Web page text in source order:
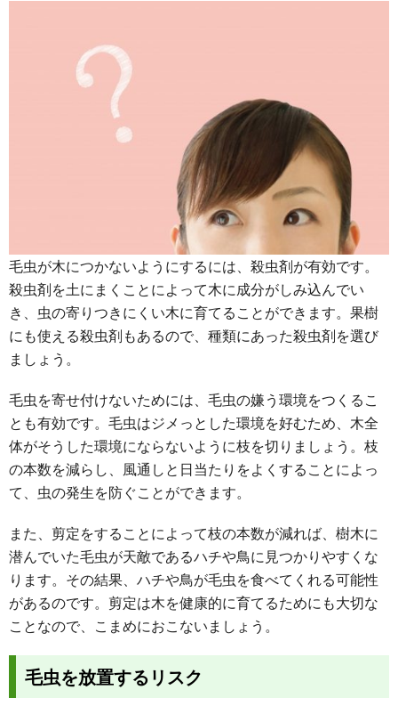
毛虫が木につかないようにするには、殺虫剤が有効です。
殺虫剤を土にまくことによって木に成分がしみ込んでい
き、虫の寄りつきにくい木に育てることができます。果樹
にも使える殺虫剤もあるので、種類にあった殺虫剤を選び
ましょう。
毛虫を寄せ付けないためには、毛虫の嫌う環境をつくるこ
とも有効です。毛虫はジメっとした環境を好むため、木全
体がそうした環境にならないように枝を切りましょう。枝
の本数を減らし、風通しと日当たりをよくすることによっ
て、虫の発生を防ぐことができます。
また、剪定をすることによって枝の本数が減れば、樹木に
潜んでいた毛虫が天敵であるハチや鳥に見つかりやすくな
ります。その結果、ハチや鳥が毛虫を食べてくれる可能性
があるのです。剪定は木を健康的に育てるためにも大切な
ことなので、こまめにおこないましょう。
毛虫を放置するリスク